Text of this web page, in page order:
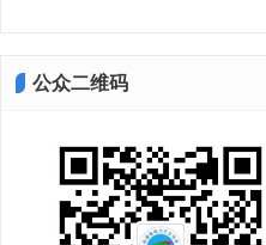
公众二维码